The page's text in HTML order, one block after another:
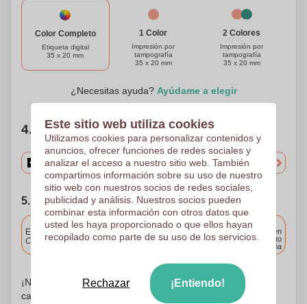
Color Completo
Etiqueta digital
35 x 20 mm
1 Color
Impresión por
tampografía
35 x 20 mm
2 Colores
Impresión por
tampografía
35 x 20 mm
¿Necesitas ayuda? Ayúdame a elegir
4. Elige tu cantidad
5. Elija su fecha de envío
Incluido
Entrega estándar
Cargue y apruebe sus archivos antes de las 9.30 a.m.
Entrega en
cualquier punto
de España
¡No te preocupes! Simplemente suba sus archivos a la
canasta de compras
Este sitio web utiliza cookies
Utilizamos cookies para personalizar contenidos y
anuncios, ofrecer funciones de redes sociales y
analizar el acceso a nuestro sitio web. También
compartimos información sobre su uso de nuestro
sitio web con nuestros socios de redes sociales,
publicidad y análisis. Nuestros socios pueden
combinar esta información con otros datos que
usted les haya proporcionado o que ellos hayan
recopilado como parte de su uso de los servicios.
Rechazar ¡Entiendo!